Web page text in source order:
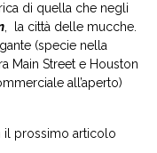
di quella che negli
, la città delle mucche.
(specie nella
Main Street e Houston
all’aperto)
il prossimo articolo